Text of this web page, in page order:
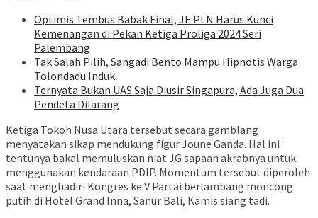
Optimis Tembus Babak Final, JE PLN Harus Kunci
Kemenangan di Pekan Ketiga Proliga 2024 Seri
Palembang
Tak Salah Pilih, Sangadi Bento Mampu Hipnotis Warga
Tolondadu Induk
Ternyata Bukan UAS Saja Diusir Singapura, Ada Juga Dua
Pendeta Dilarang
Ketiga Tokoh Nusa Utara tersebut secara gamblang
menyatakan sikap mendukung figur Joune Ganda. Hal ini
tentunya bakal memuluskan niat JG sapaan akrabnya untuk
menggunakan kendaraan PDIP. Momentum tersebut diperoleh
saat menghadiri Kongres ke V Partai berlambang moncong
putih di Hotel Grand Inna, Sanur Bali, Kamis siang tadi.